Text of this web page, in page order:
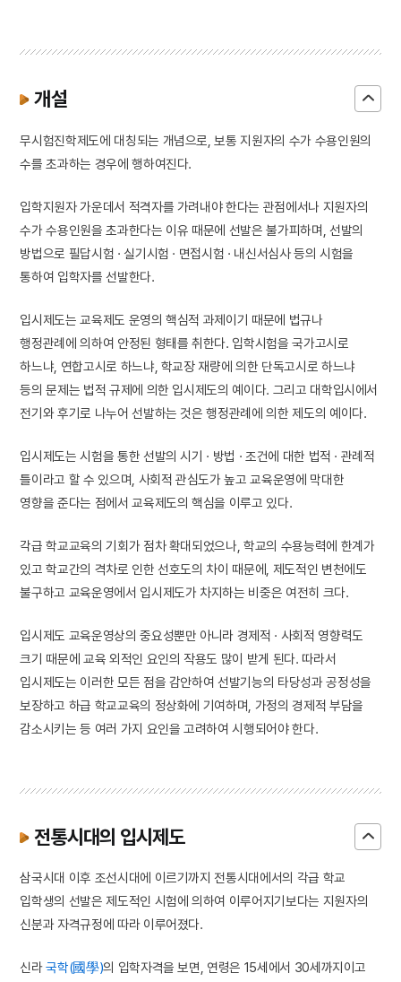
개설
무시험진학제도에 대칭되는 개념으로, 보통 지원자의 수가 수용인원의
수를 초과하는 경우에 행하여진다.
입학지원자 가운데서 적격자를 가려내야 한다는 관점에서나 지원자의
수가 수용인원을 초과한다는 이유 때문에 선발은 불가피하며, 선발의
방법으로 필답시험 · 실기시험 · 면접시험 · 내신서심사 등의 시험을
통하여 입학자를 선발한다.
입시제도는 교육제도 운영의 핵심적 과제이기 때문에 법규나
행정관례에 의하여 안정된 형태를 취한다. 입학시험을 국가고시로
하느냐, 연합고시로 하느냐, 학교장 재량에 의한 단독고시로 하느냐
등의 문제는 법적 규제에 의한 입시제도의 예이다. 그리고 대학입시에서
전기와 후기로 나누어 선발하는 것은 행정관례에 의한 제도의 예이다.
입시제도는 시험을 통한 선발의 시기 · 방법 · 조건에 대한 법적 · 관례적
틀이라고 할 수 있으며, 사회적 관심도가 높고 교육운영에 막대한
영향을 준다는 점에서 교육제도의 핵심을 이루고 있다.
각급 학교교육의 기회가 점차 확대되었으나, 학교의 수용능력에 한계가
있고 학교간의 격차로 인한 선호도의 차이 때문에, 제도적인 변천에도
불구하고 교육운영에서 입시제도가 차지하는 비중은 여전히 크다.
입시제도 교육운영상의 중요성뿐만 아니라 경제적 · 사회적 영향력도
크기 때문에 교육 외적인 요인의 작용도 많이 받게 된다. 따라서
입시제도는 이러한 모든 점을 감안하여 선발기능의 타당성과 공정성을
보장하고 하급 학교교육의 정상화에 기여하며, 가정의 경제적 부담을
감소시키는 등 여러 가지 요인을 고려하여 시행되어야 한다.
전통시대의 입시제도
삼국시대 이후 조선시대에 이르기까지 전통시대에서의 각급 학교
입학생의 선발은 제도적인 시험에 의하여 이루어지기보다는 지원자의
신분과 자격규정에 따라 이루어졌다.
신라국학(國學)의 입학자격을 보면, 연령은 15세에서 30세까지이고